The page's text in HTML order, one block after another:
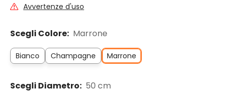
Avvertenze d'uso
Scegli Colore: Marrone
Bianco Champagne Marrone
Scegli Diametro: 50 cm